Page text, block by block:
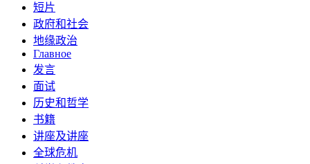
短片
政府和社会
地缘政治
Главное
发言
面试
历史和哲学
书籍
讲座及讲座
全球危机